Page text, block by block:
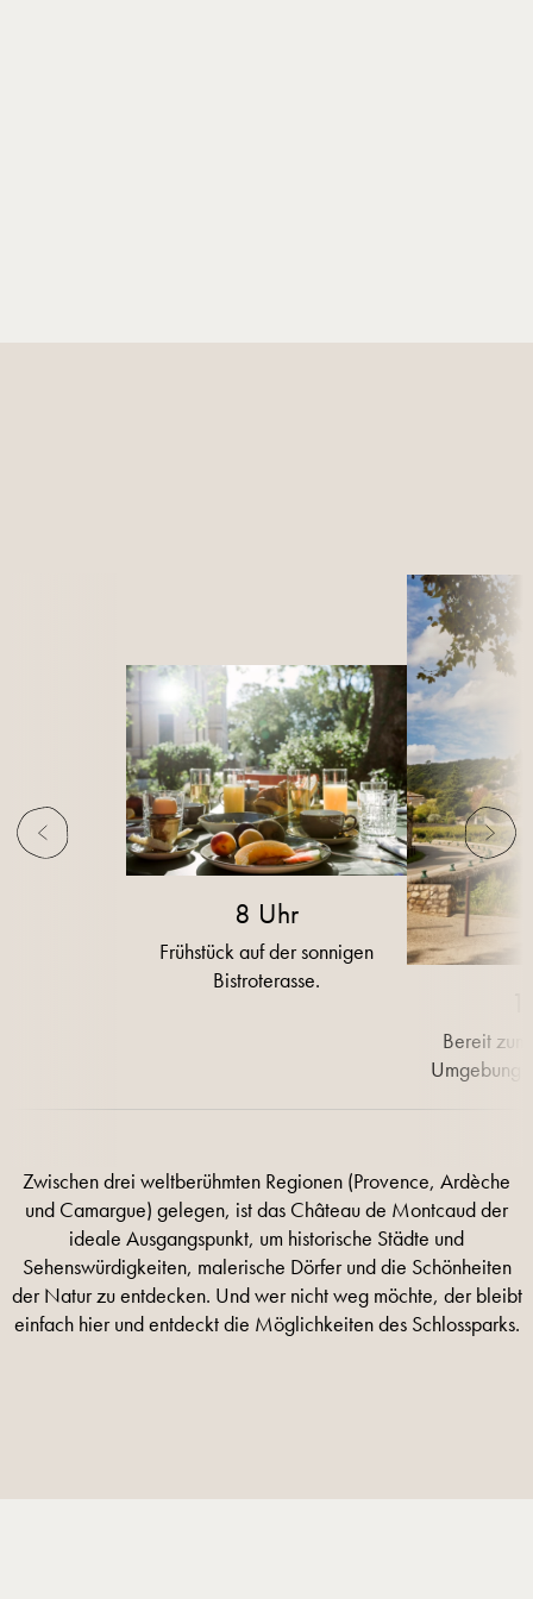
8 Uhr
Frühstück auf der sonnigen
Bistroterasse.
Bereit
Umgebung
Zwischen drei weltberühmten Regionen (Provence, Ardèche
und Camargue) gelegen, ist das Château de Montcaud der
ideale Ausgangspunkt, um historische Städte und
Sehenswürdigkeiten, malerische Dörfer und die Schönheiten
der Natur zu entdecken. Und wer nicht weg möchte, der bleibt
einfach hier und entdeckt die Möglichkeiten des Schlossparks.